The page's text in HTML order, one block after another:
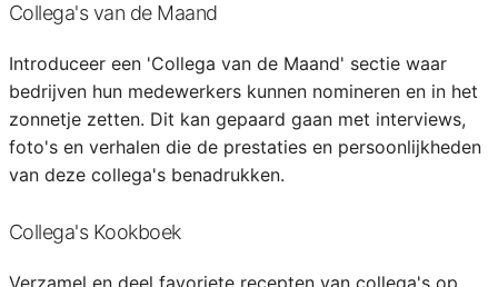
Collega's van de Maand
Introduceer een 'Collega van de Maand' sectie waar
bedrijven hun medewerkers kunnen nomineren en in het
zonnetje zetten. Dit kan gepaard gaan met interviews,
foto's en verhalen die de prestaties en persoonlijkheden
van deze collega's benadrukken.
Collega's Kookboek
Verzamel en deel favoriete recepten van collega's op